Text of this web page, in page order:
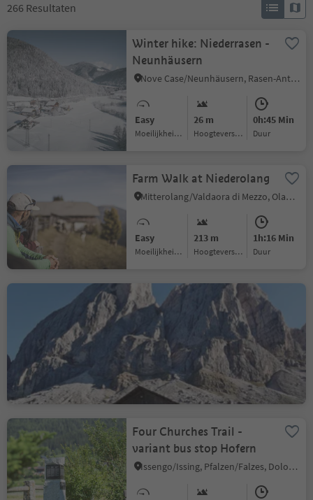
266 Resultaten
Winter hike: Niederrasen -
Neunhäusern
Nove Case/Neunhäusern, Rasen-Antholz/Rasun Anterselva, Dolomites Region Kronplatz/Plan de Corones
Easy
Moeilijkheidsgraad
26 m
Hoogteverschil
0h:45 Min
Duur
Farm Walk at Niederolang
Mitterolang/Valdaora di Mezzo, Olang/Valdaora, Dolomites Region Kronplatz/Plan de Corones
Easy
Moeilijkheidsgraad
213 m
Hoogteverschil
1h:16 Min
Duur
Summer hike: Passo delle
Erbe - Forcella di Putia
Longiarù/Campill, San Martin /San Martino, Dolomites Region Kronplatz/Plan de Corones
Medium
Moeilijkheidsgraad
415 m
Hoogteverschil
1h:30 Min
Duur
Four Churches Trail -
variant bus stop Hofern
Issengo/Issing, Pfalzen/Falzes, Dolomites Region Kronplatz/Plan de Corones